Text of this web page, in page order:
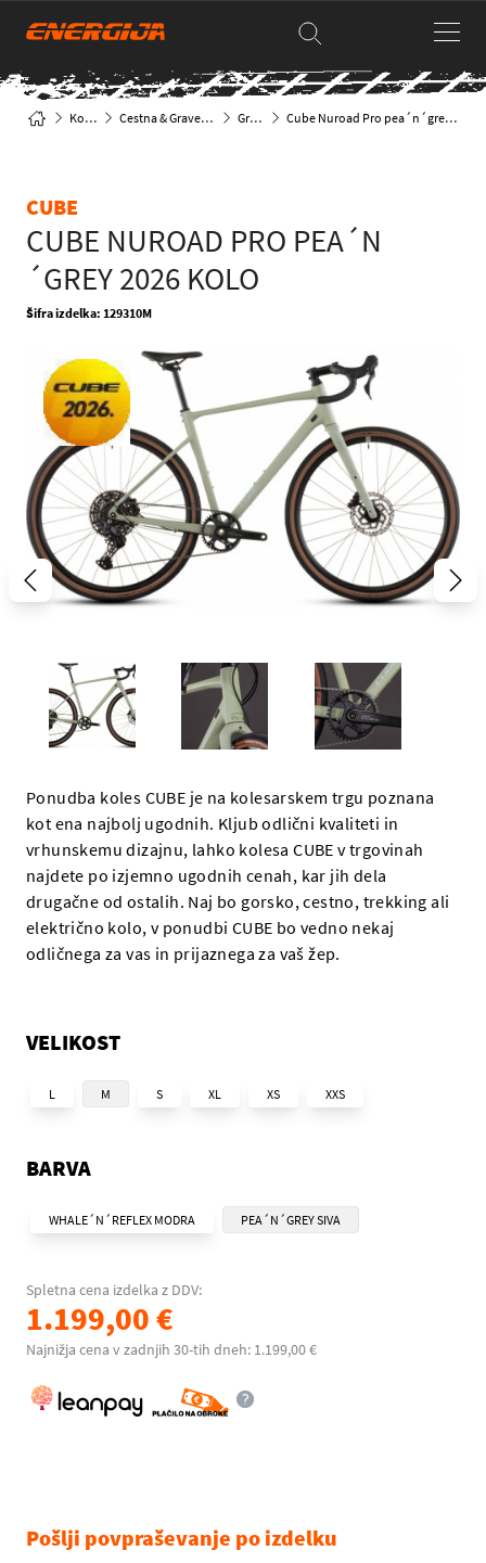
Kolesa Cestna & Gravel kolesa Gravel Cube Nuroad Pro pea´n´grey 2026 Kolo
CUBE
CUBE NUROAD PRO PEA´N
´GREY 2026 KOLO
Šifra izdelka: 129310M
Ponudba koles CUBE je na kolesarskem trgu poznana
kot ena najbolj ugodnih. Kljub odlični kvaliteti in
vrhunskemu dizajnu, lahko kolesa CUBE v trgovinah
najdete po izjemno ugodnih cenah, kar jih dela
drugačne od ostalih. Naj bo gorsko, cestno, trekking ali
električno kolo, v ponudbi CUBE bo vedno nekaj
odličnega za vas in prijaznega za vaš žep.
VELIKOST
L M S XL XS XXS
BARVA
WHALE´N´REFLEX MODRA PEA´N´GREY SIVA
Spletna cena izdelka z DDV:
1.199,00 €
Najnižja cena v zadnjih 30-tih dneh: 1.199,00 €
Pošlji povpraševanje po izdelku